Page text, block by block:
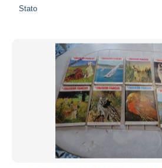
Stato